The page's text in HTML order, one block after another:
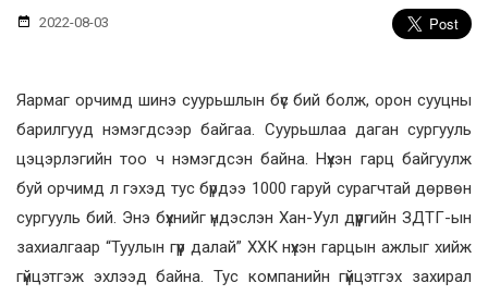
2022-08-03
Яармаг орчимд шинэ суурьшлын бүс бий болж, орон сууцны
барилгууд нэмэгдсээр байгаа. Суурьшлаа даган сургууль
цэцэрлэгийн тоо ч нэмэгдсэн байна. Нүхэн гарц байгуулж
буй орчимд л гэхэд тус бүрдээ 1000 гаруй сурагчтай дөрвөн
сургууль бий. Энэ бүхнийг үндэслэн Хан-Уул дүүргийн ЗДТГ-ын
захиалгаар “Туулын гүүр далай” ХХК нүхэн гарцын ажлыг хийж
гүйцэтгэж эхлээд байна. Тус компанийн гүйцэтгэх захирал